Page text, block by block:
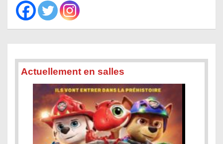
Actuellement en salles